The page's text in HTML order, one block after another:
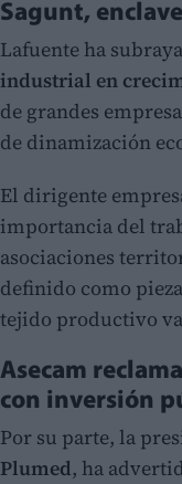
Sagunt,
Lafuente ha
industrial en
de grandes
de dinamización
El dirigente
importancia del
asociaciones
definido como
tejido productivo
Asecam
con inversión
Por su parte, la
Plumed, ha